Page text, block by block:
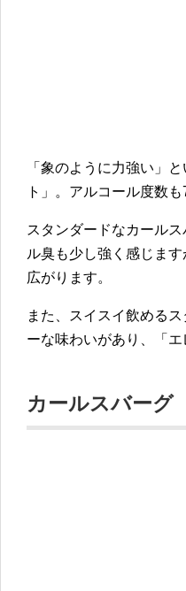
「象のように力強い」
ト」。アルコール度数も
スタンダードなカール
ル臭も少し強く感じま
広がります。
また、スイスイ飲める
ーな味わいがあり、「
カールスバー